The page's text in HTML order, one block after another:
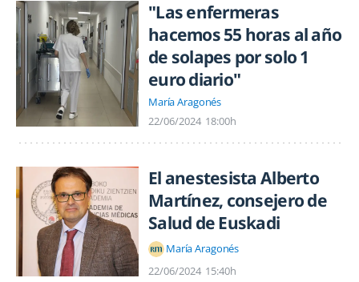
"Las enfermeras
hacemos 55 horas al año
de solapes por solo 1
euro diario"
María Aragonés
22/06/2024 18:00h
El anestesista Alberto
Martínez, consejero de
Salud de Euskadi
María Aragonés
22/06/2024 15:40h